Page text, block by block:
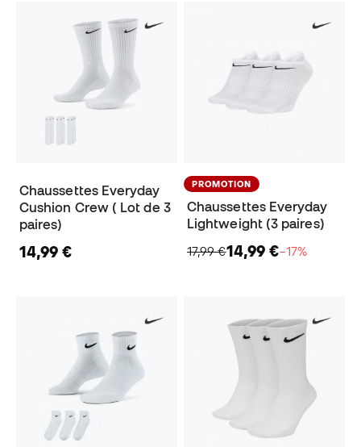
Chaussettes Everyday
Cushion Crew ( Lot de 3
paires)
14,99 €
PROMOTION
Chaussettes Everyday
Lightweight (3 paires)
17,99 €14,99 €−17%